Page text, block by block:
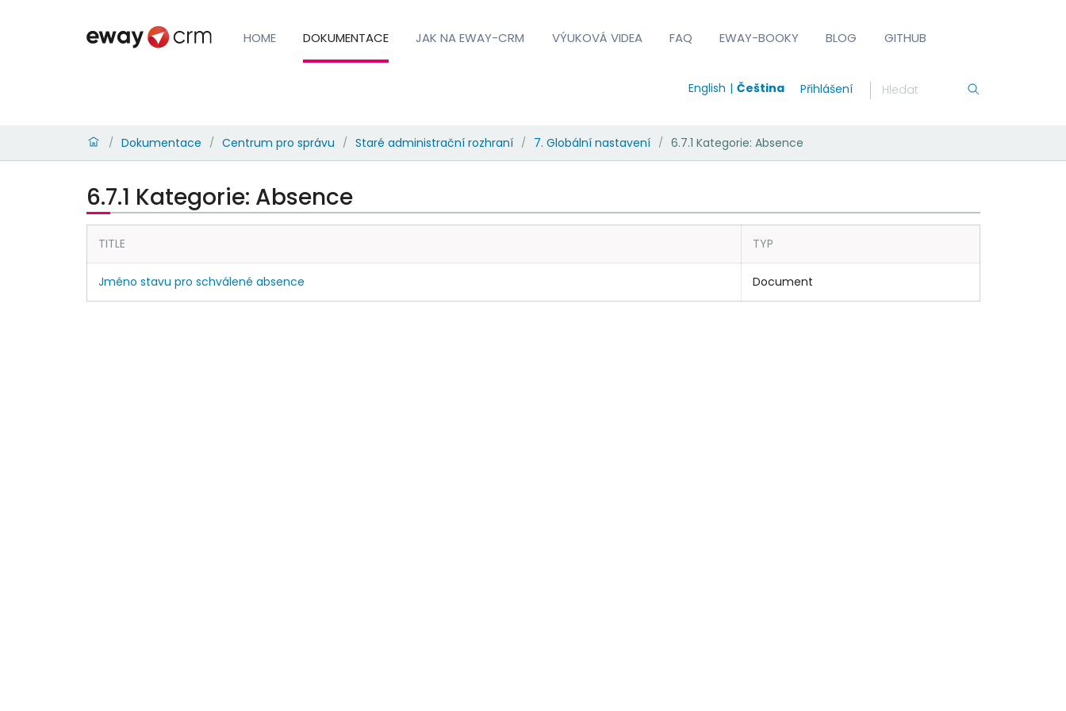
HOME DOKUMENTACE JAK NA EWAY-CRM VÝUKOVÁ VIDEA FAQ EWAY-BOOKY BLOG GITHUB
English Čeština Přihlášení
/ Dokumentace / Centrum pro správu / Staré administrační rozhraní / 7. Globální nastavení / 6.7.1 Kategorie: Absence
6.7.1 Kategorie: Absence
TITLE TYP
Jméno stavu pro schválené absence Document